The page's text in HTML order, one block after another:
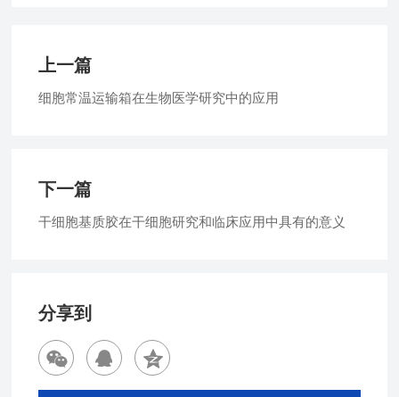
上一篇
细胞常温运输箱在生物医学研究中的应用
下一篇
干细胞基质胶在干细胞研究和临床应用中具有的意义
分享到